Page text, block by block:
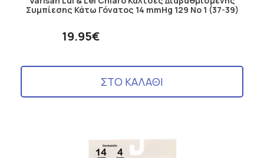
Συμπίεσης Κάτω Γόνατος 14 mmHg 129 No 1 (37-39)
19.95€
ΣΤΟ ΚΑΛΑΘΙ